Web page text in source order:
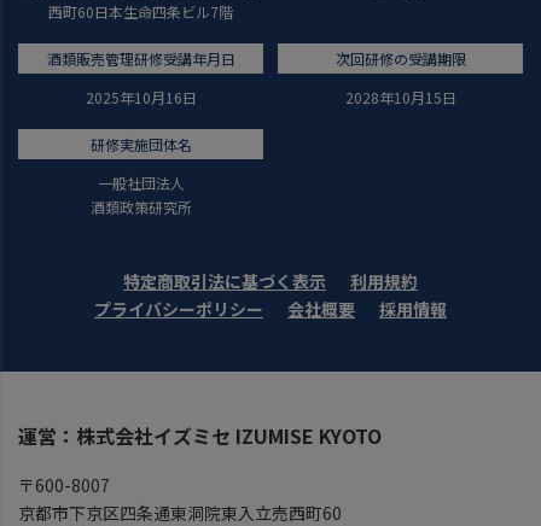
西町60日本生命四条ビル7階
酒類販売管理研修受講年月日
2025年10月16日
次回研修の受講期限
2028年10月15日
研修実施団体名
一般社団法人
酒類政策研究所
特定商取引法に基づく表示
利用規約
プライバシーポリシー
会社概要 採用情報
運営：株式会社イズミセ IZUMISE KYOTO
〒600-8007
京都市下京区四条通東洞院東入立売西町60